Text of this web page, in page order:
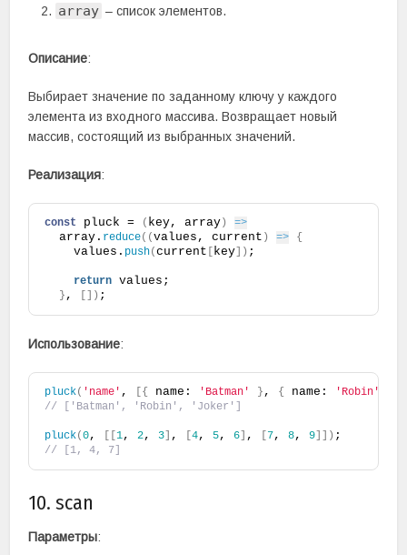
array – список элементов.
Описание:
Выбирает значение по заданному ключу у каждого
элемента из входного массива. Возвращает новый
массив, состоящий из выбранных значений.
Реализация:
const pluck = ( key, array ) =>
  array.
reduce( (values, current ) => {
    values.
push(current key ) ;
return values;
} , ) ;
Использование:
pluck( 'name' , { name: 'Batman' } , { name: 'Robin'
// ['Batman', 'Robin', 'Joker']
pluck(0, [1, 2, 3 , [4, 5, 6 , 7, 8, 9 ) ;
// [1, 4, 7]
10. scan
Параметры: